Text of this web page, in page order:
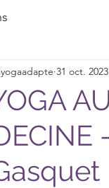
31 oct. 2023